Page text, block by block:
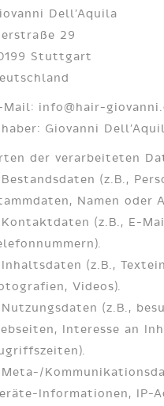
Dell’Aquila
29
Stuttgart
Mail: info@hair-
Giovanni
der verarbeiteten
(z.B.,
Namen oder
Kontaktdaten (z.B., E-
(z.B.,
Videos).
(z.B.,
Interesse an
Meta-/
Informationen, IP-